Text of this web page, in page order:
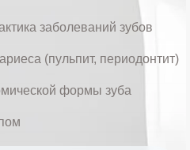
заболеваний зубов
(пульпит, периодонтит)
формы зуба